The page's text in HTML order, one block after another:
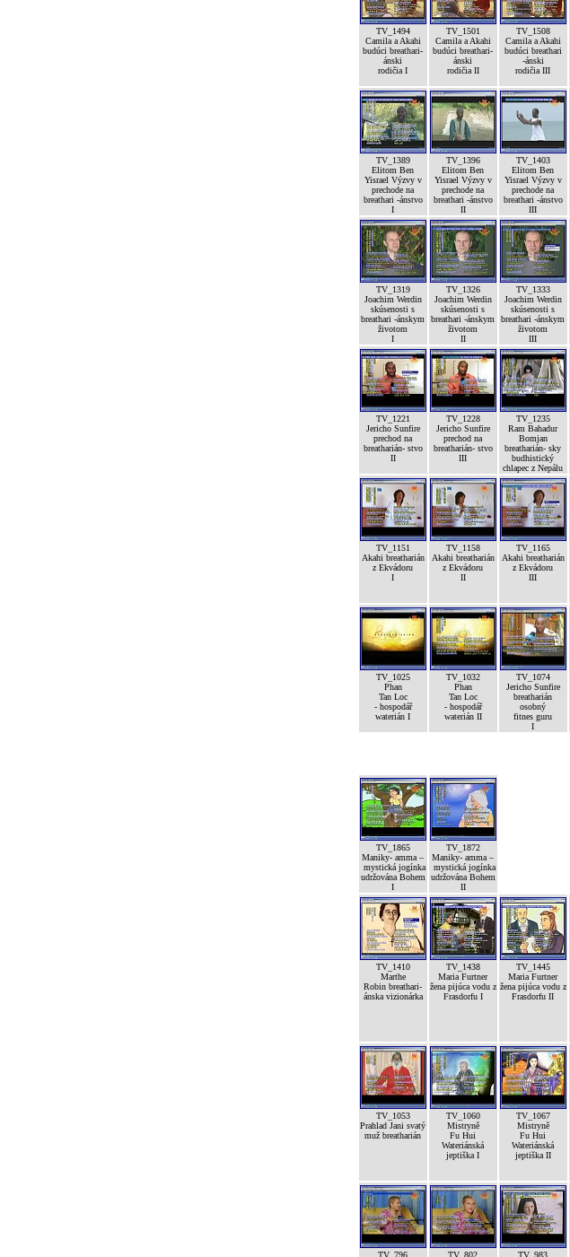
TV_1494
Camila a Akahi
budúci breathari-
ánski
rodičia I
TV_1501
Camila a Akahi
budúci breathari-
ánski
rodičia II
TV_1508
Camila a Akahi
budúci breathari
-ánski
rodičia III
TV_1389
Elitom Ben
Yisrael Výzvy v
prechode na
breathari -ánstvo
I
TV_1396
Elitom Ben
Yisrael Výzvy v
prechode na
breathari -ánstvo
II
TV_1403
Elitom Ben
Yisrael Výzvy v
prechode na
breathari -ánstvo
III
TV_1319
Joachim Werdin
skúsenosti s
breathari -ánskym
životom
I
TV_1326
Joachim Werdin
skúsenosti s
breathari -ánskym
životom
II
TV_1333
Joachim Werdin
skúsenosti s
breathari -ánskym
životom
III
TV_1221
Jericho Sunfire
prechod na
breatharián- stvo
II
TV_1228
Jericho Sunfire
prechod na
breatharián- stvo
III
TV_1235
Ram Bahadur
Bomjan
breatharián- sky
budhistický
chlapec z Nepálu
TV_1151
Akahi breatharián
z Ekvádoru
I
TV_1158
Akahi breatharián
z Ekvádoru
II
TV_1165
Akahi breatharián
z Ekvádoru
III
TV_1025
Phan
Tan Loc
- hospodář
waterián I
TV_1032
Phan
Tan Loc
- hospodář
waterián II
TV_1074
Jericho Sunfire
breatharián
osobný
fitnes guru
I
TV_1865
Maniky- amma –
mystická jogínka
udržována Bohem
I
TV_1872
Maniky- amma –
mystická jogínka
udržována Bohem
II
TV_1410
Marthe
Robin breathari-
ánska vizionárka
TV_1438
Maria Furtner
žena pijúca vodu z
Frasdorfu I
TV_1445
Maria Furtner
žena pijúca vodu z
Frasdorfu II
TV_1053
Prahlad Jani svatý
muž breatharián
TV_1060
Mistryně
Fu Hui
Wateriánská
jeptiška I
TV_1067
Mistryně
Fu Hui
Wateriánská
jeptiška II
TV_796 TV_802 TV_983